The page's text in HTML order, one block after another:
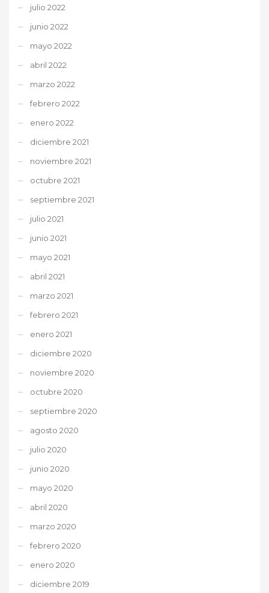
julio 2022
junio 2022
mayo 2022
abril 2022
marzo 2022
febrero 2022
enero 2022
diciembre 2021
noviembre 2021
octubre 2021
septiembre 2021
julio 2021
junio 2021
mayo 2021
abril 2021
marzo 2021
febrero 2021
enero 2021
diciembre 2020
noviembre 2020
octubre 2020
septiembre 2020
agosto 2020
julio 2020
junio 2020
mayo 2020
abril 2020
marzo 2020
febrero 2020
enero 2020
diciembre 2019